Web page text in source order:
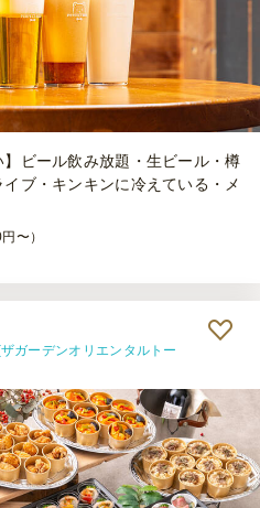
】ビール飲み放題・生ビール・樽
ブ・キンキンに冷えている・メ
〜）
ガーデンオリエンタルトー